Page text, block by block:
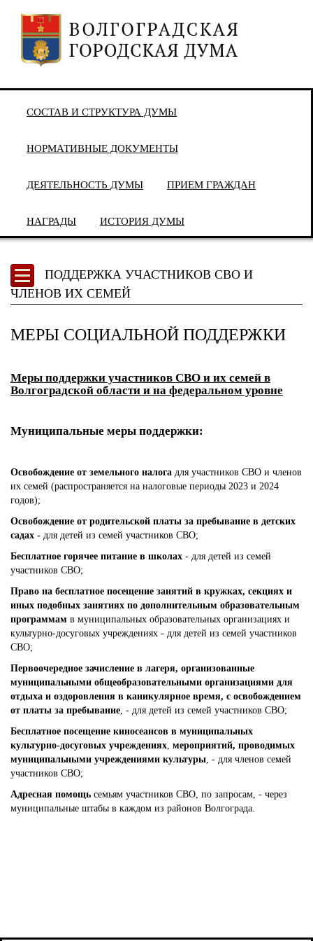
СОСТАВ И СТРУКТУРА ДУМЫ
НОРМАТИВНЫЕ ДОКУМЕНТЫ
ДЕЯТЕЛЬНОСТЬ ДУМЫ ПРИЕМ ГРАЖДАН
НАГРАДЫ ИСТОРИЯ ДУМЫ
ПОДДЕРЖКА УЧАСТНИКОВ СВО И
ЧЛЕНОВ ИХ СЕМЕЙ
МЕРЫ СОЦИАЛЬНОЙ ПОДДЕРЖКИ
Меры поддержки участников СВО и их семей в
Волгоградской области и на федеральном уровне
Муниципальные меры поддержки:
Освобождение от земельного налога для участников СВО и членов
их семей (распространяется на налоговые периоды 2023 и 2024
годов);
Освобождение от родительской платы за пребывание в детских
садах - для детей из семей участников СВО;
Бесплатное горячее питание в школах - для детей из семей
участников СВО;
Право на бесплатное посещение занятий в кружках, секциях и
иных подобных занятиях по дополнительным образовательным
программам в муниципальных образовательных организациях и
культурно-досуговых учреждениях - для детей из семей участников
СВО;
Первоочередное зачисление в лагеря, организованные
муниципальными общеобразовательными организациями для
отдыха и оздоровления в каникулярное время, с освобождением
от платы за пребывание, - для детей из семей участников СВО;
Бесплатное посещение киносеансов в муниципальных
культурно-досуговых учреждениях, мероприятий, проводимых
муниципальными учреждениями культуры, - для членов семей
участников СВО;
Адресная помощь семьям участников СВО, по запросам, - через
муниципальные штабы в каждом из районов Волгограда.